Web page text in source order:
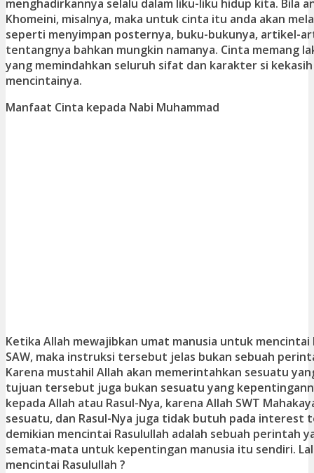
menghadirkannya selalu dalam liku-liku hidup kita. Bila
Khomeini, misalnya, maka untuk cinta itu anda akan
seperti menyimpan posternya, buku-bukunya, artikel-
tentangnya bahkan mungkin namanya. Cinta memang
yang memindahkan seluruh sifat dan karakter si
mencintainya.
Manfaat Cinta kepada Nabi Muhammad
Ketika Allah mewajibkan umat manusia untuk mencintai
SAW, maka instruksi tersebut jelas bukan sebuah
Karena mustahil Allah akan memerintahkan sesuatu
tujuan tersebut juga bukan sesuatu yang
kepada Allah atau Rasul-Nya, karena Allah SWT
sesuatu, dan Rasul-Nya juga tidak butuh pada interest
demikian mencintai Rasulullah adalah sebuah perintah
semata-mata untuk kepentingan manusia itu sendiri.
mencintai Rasulullah ?